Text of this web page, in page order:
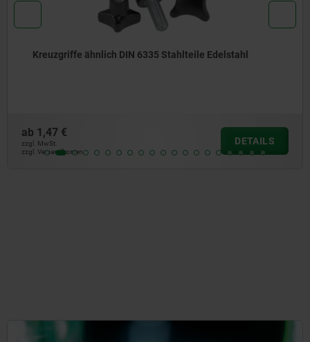
Sterngriffe ähnlich DIN 6336
ab0,29 €
zzgl. MwSt.
zzgl. Versandkosten
DETAILS